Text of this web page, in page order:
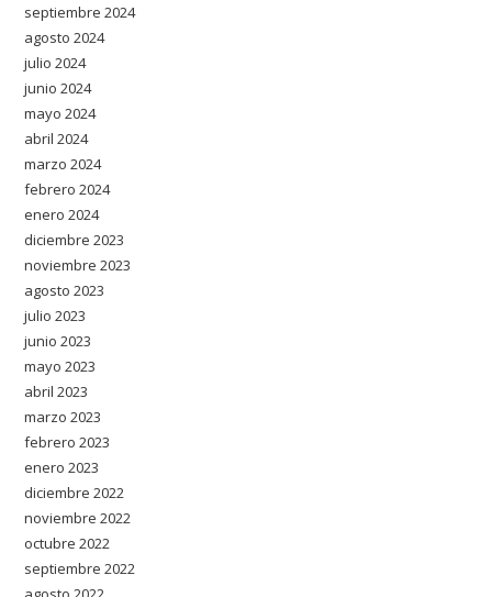
septiembre 2024
agosto 2024
julio 2024
junio 2024
mayo 2024
abril 2024
marzo 2024
febrero 2024
enero 2024
diciembre 2023
noviembre 2023
agosto 2023
julio 2023
junio 2023
mayo 2023
abril 2023
marzo 2023
febrero 2023
enero 2023
diciembre 2022
noviembre 2022
octubre 2022
septiembre 2022